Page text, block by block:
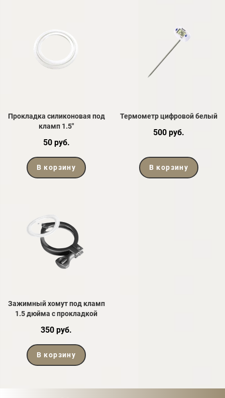
Прокладка силиконовая под
кламп 1.5"
50 руб.
В корзину
Термометр цифровой белый
500 руб.
В корзину
Зажимный хомут под кламп
1.5 дюйма с прокладкой
350 руб.
В корзину